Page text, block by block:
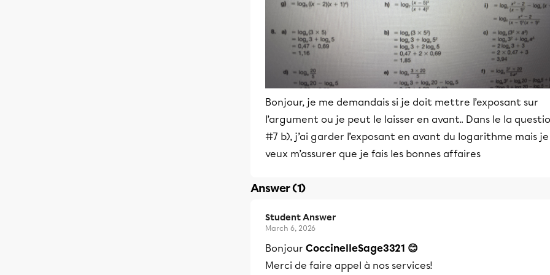
Bonjour, je me demandais si je doit mettre l’exposant sur
l’argument ou je peut le laisser en avant.. Dans le la
#7 b), j’ai garder l’exposant en avant du logarithme mais je
veux m’assurer que je fais les bonnes affaires
Answer (1)
Student Answer
March 6, 2026
Bonjour CoccinelleSage3321 😊
Merci de faire appel à nos services!